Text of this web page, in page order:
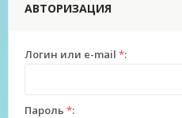
АВТОРИЗАЦИЯ
Логин или e-mail *:
Пароль *: